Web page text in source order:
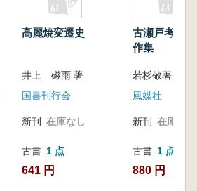
高麗焼変遷史
井上 磁雨 著
国書刊行会
新刊 在庫なし
古書 1 点
641 円
古瀬戸考 : 若
作集
風媒社
新刊 在庫なし
古書 1 点
880 円